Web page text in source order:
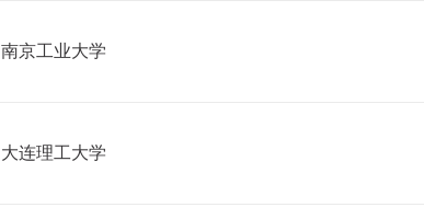
南京工业大学
大连理工大学